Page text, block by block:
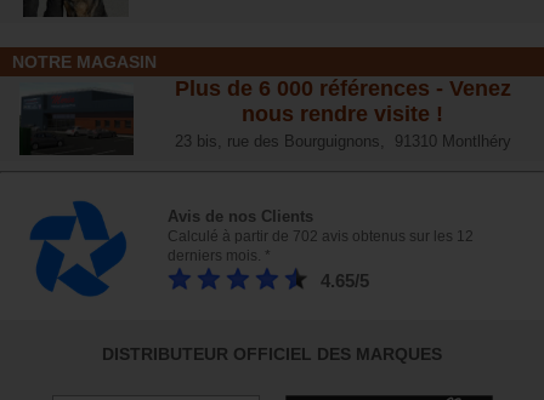
NOTRE MAGASIN
Plus de 6 000 références - Venez
nous rendre visite !
23 bis, rue des Bourguignons, 91310 Montlhéry
Avis de nos Clients
Calculé à partir de 702 avis obtenus sur les 12
derniers mois. *
4.65/5
DISTRIBUTEUR OFFICIEL DES MARQUES